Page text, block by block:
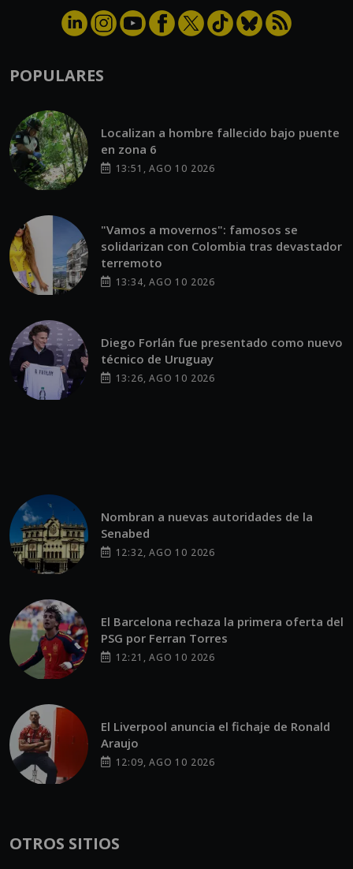
POPULARES
Localizan a hombre fallecido bajo puente
en zona 6
13:51, AGO 10 2026
"Vamos a movernos": famosos se
solidarizan con Colombia tras devastador
terremoto
13:34, AGO 10 2026
Diego Forlán fue presentado como nuevo
técnico de Uruguay
13:26, AGO 10 2026
Nombran a nuevas autoridades de la
Senabed
12:32, AGO 10 2026
El Barcelona rechaza la primera oferta del
PSG por Ferran Torres
12:21, AGO 10 2026
El Liverpool anuncia el fichaje de Ronald
Araujo
12:09, AGO 10 2026
OTROS SITIOS